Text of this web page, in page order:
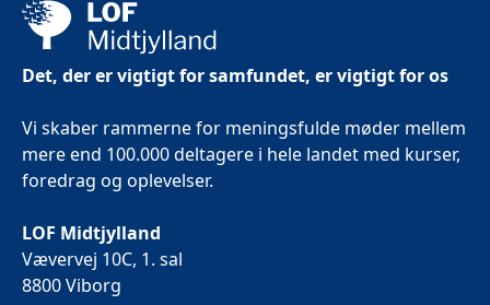
Det, der er vigtigt for samfundet, er vigtigt for os
Vi skaber rammerne for meningsfulde møder mellem
mere end 100.000 deltagere i hele landet med kurser,
foredrag og oplevelser.
LOF Midtjylland
Vævervej 10C, 1. sal
8800 Viborg